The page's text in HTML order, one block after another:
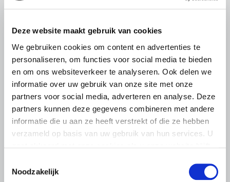
Deze website maakt gebruik van cookies
We gebruiken cookies om content en advertenties te
personaliseren, om functies voor social media te bieden
en om ons websiteverkeer te analyseren. Ook delen we
informatie over uw gebruik van onze site met onze
partners voor social media, adverteren en analyse. Deze
partners kunnen deze gegevens combineren met andere
informatie die u aan ze heeft verstrekt of die ze hebben
verzameld op basis van uw gebruik van hun services. U
Noodzakelijk
ZLTO, LLTB, LTO Noord en LTO Nederland roepen hun
komen…